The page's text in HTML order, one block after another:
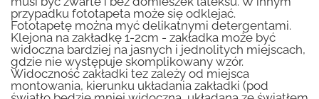
przypadku fototapeta może się odklejać.
Fototapetę można myć delikatnymi detergentami.
Klejona na zakładkę 1-2cm - zakładka może być
widoczna bardziej na jasnych i jednolitych miejscach,
gdzie nie występuje skomplikowany wzór.
Widoczność zakładki tez zależy od miejsca
montowania, kierunku układania zakładki (pod